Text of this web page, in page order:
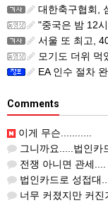
대한축구협회,
"중국은 밤 12
서울 또 최고,
모기도 더위 먹
EA 인수 절차
Comments
이게 무슨...........
그니까요.....법인카드
전쟁 아니면 관세
법인카드로 성접대
너무 커졌지만 커진